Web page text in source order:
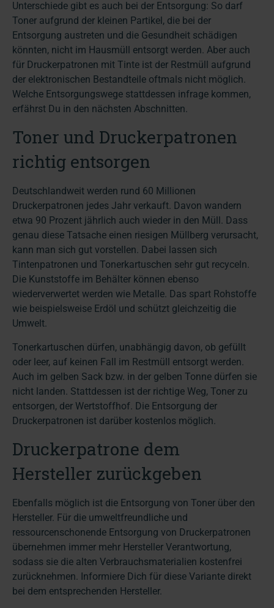
Unterschiede gibt es auch bei der Entsorgung: So darf
Toner aufgrund der kleinen Partikel, die bei der
Entsorgung austreten und die Gesundheit schädigen
könnten, nicht im Hausmüll entsorgt werden. Aber auch
für Druckerpatronen mit Tinte ist der Restmüll aufgrund
der elektronischen Bestandteile oftmals nicht möglich.
Welche Entsorgungswege stattdessen infrage kommen,
erfährst Du in den nächsten Abschnitten.
Toner und Druckerpatronen
richtig entsorgen
Deutschlandweit werden rund 60 Millionen
Druckerpatronen jedes Jahr verkauft. Davon wandern
etwa 90 Prozent jährlich auch wieder in den Müll. Dass
genau diese Tatsache einen riesigen Müllberg verursacht,
kann man sich gut vorstellen. Dabei lassen sich
Tintenpatronen und Tonerkartuschen sehr gut recyceln.
Die Kunststoffe im Behälter können ebenso
wiederverwertet werden wie Metalle. Das spart Rohstoffe
wie beispielsweise Erdöl und schützt gleichzeitig die
Umwelt.
Tonerkartuschen dürfen, unabhängig davon, ob gefüllt
oder leer, auf keinen Fall im Restmüll entsorgt werden.
Auch im gelben Sack bzw. in der gelben Tonne dürfen sie
nicht landen. Stattdessen ist der richtige Weg, Toner zu
entsorgen, der Wertstoffhof. Die Entsorgung der
Druckerpatronen ist darüber kostenlos möglich.
Druckerpatrone dem
Hersteller zurückgeben
Ebenfalls möglich ist die Entsorgung von Toner über den
Hersteller. Für die umweltfreundliche und
ressourcenschonende Entsorgung von Druckerpatronen
übernehmen immer mehr Hersteller Verantwortung,
sodass sie die alten Verbrauchsmaterialien kostenfrei
zurücknehmen. Informiere Dich für diese Variante direkt
bei dem entsprechenden Hersteller.